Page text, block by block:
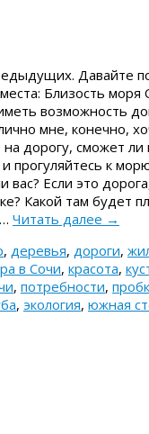
Давайте
Близость моря
возможность
мне, конечно,
дорогу, сможет
прогуляйтесь к
вас? Если это
Какой там будет
Читать далее →
, деревья, дороги,
в Сочи, красота,
, потребности,
, экология, южная